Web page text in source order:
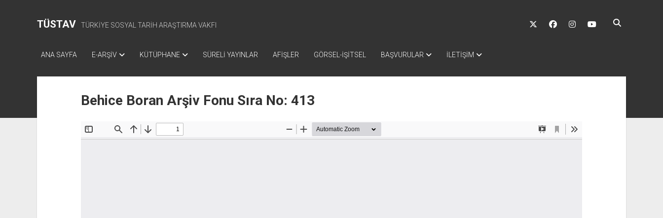
TÜSTAV TÜRKİYE SOSYAL TARİH ARAŞTIRMA VAKFI
twitter facebookinstagramyoutube
ANA SAYFA E-ARŞİV KÜTÜPHANE SÜRELİ YAYINLAR AFİŞLER GÖRSEL-İŞİTSEL BAŞVURULAR İLETİŞİM
Behice Boran Arşiv Fonu Sıra No: 413